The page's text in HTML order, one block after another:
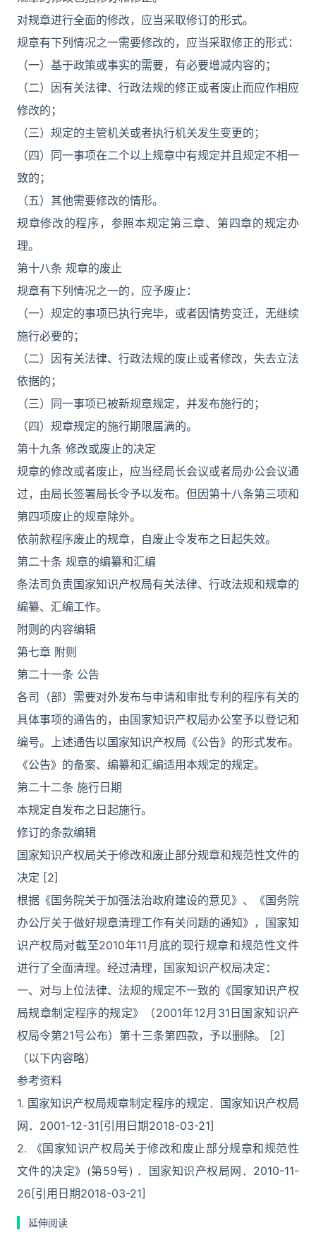
对规章进行全面的修改，应当采取修订的形式。
规章有下列情况之一需要修改的，应当采取修正的形式：
（一）基于政策或事实的需要，有必要增减内容的；
（二）因有关法律、行政法规的修正或者废止而应作相应
修改的；
（三）规定的主管机关或者执行机关发生变更的；
（四）同一事项在二个以上规章中有规定并且规定不相一
致的；
（五）其他需要修改的情形。
规章修改的程序，参照本规定第三章、第四章的规定办
理。
第十八条 规章的废止
规章有下列情况之一的，应予废止：
（一）规定的事项已执行完毕，或者因情势变迁，无继续
施行必要的；
（二）因有关法律、行政法规的废止或者修改，失去立法
依据的；
（三）同一事项已被新规章规定，并发布施行的；
（四）规章规定的施行期限届满的。
第十九条 修改或废止的决定
规章的修改或者废止，应当经局长会议或者局办公会议通
过，由局长签署局长令予以发布。但因第十八条第三项和
第四项废止的规章除外。
依前款程序废止的规章，自废止令发布之日起失效。
第二十条 规章的编纂和汇编
条法司负责国家知识产权局有关法律、行政法规和规章的
编纂、汇编工作。
附则的内容编辑
第七章 附则
第二十一条 公告
各司（部）需要对外发布与申请和审批专利的程序有关的
具体事项的通告的，由国家知识产权局办公室予以登记和
编号。上述通告以国家知识产权局《公告》的形式发布。
《公告》的备案、编纂和汇编适用本规定的规定。
第二十二条 施行日期
本规定自发布之日起施行。
修订的条款编辑
国家知识产权局关于修改和废止部分规章和规范性文件的
决定 [2]
根据《国务院关于加强法治政府建设的意见》、《国务院
办公厅关于做好规章清理工作有关问题的通知》，国家知
识产权局对截至2010年11月底的现行规章和规范性文件
进行了全面清理。经过清理，国家知识产权局决定：
一、对与上位法律、法规的规定不一致的《国家知识产权
局规章制定程序的规定》（2001年12月31日国家知识产
权局令第21号公布）第十三条第四款，予以删除。 [2]
（以下内容略）
参考资料
1. 国家知识产权局规章制定程序的规定．国家知识产权局
网．2001-12-31[引用日期2018-03-21]
2. 《国家知识产权局关于修改和废止部分规章和规范性
文件的决定》(第59号) ．国家知识产权局网．2010-11-
26[引用日期2018-03-21]
延伸阅读